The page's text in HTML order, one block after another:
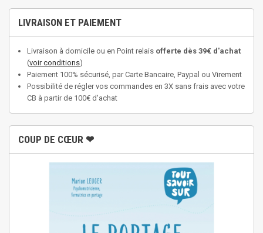
LIVRAISON ET PAIEMENT
Livraison à domicile ou en Point relais offerte dès 39€ d'achat
(voir conditions)
Paiement 100% sécurisé, par Carte Bancaire, Paypal ou Virement
Possibilité de régler vos commandes en 3X sans frais avec votre
CB à partir de 100€ d'achat
COUP DE CŒUR ❤